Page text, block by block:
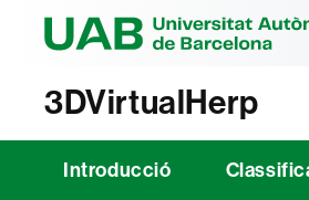
3DVirtualHerp
Introducció